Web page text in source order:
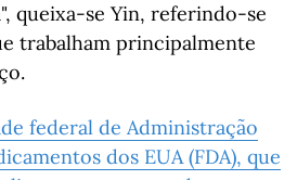
queixa-se Yin, referindo-se
trabalham principalmente
federal de Administração
dos EUA (FDA), que